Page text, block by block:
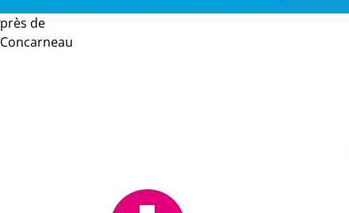
près de
Concarneau